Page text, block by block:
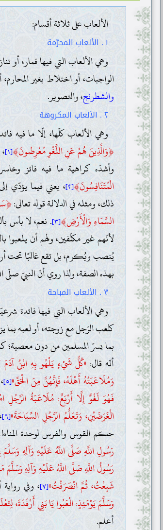
الألعاب على ثلاثة أقسام:
١ . الألعاب المحرّمة
وهي الألعاب التي فيها قمار، أو
الواجبات، أو اختلاط بغير
والشطرنج، والتصوير.
٢ . الألعاب المكروهة
وهي الألعاب كلّها، إلّا ما فيه
﴿وَالَّذِينَ هُمْ عَنِ اللَّغْوِ مُعْرِضُونَ﴾[١]
وأشدّه كراهية ما فيه فائز
الْمُتَنَافِسُونَ﴾[٢] ، يعني فيما يؤدّي
ذلك، ومثله في الدلالة قوله تعالى:﴿
السَّمَاءِ وَالْأَرْضِ﴾[٣] . نعم، لا بأس
لأنّهم غير مكلّفين، ولهم أن يلعبوا
يُنصب ويُكرم، بل تقع غالبًا تحت
بهذه الصفة، ولذا روي أنّ النبيّ
٣ . الألعاب المباحة
وهي الألعاب التي فيها فائدة
كلعب الرّجل مع زوجته، أو لعبه بما
بما يسرّ المسلمين من دون معصية؛
أنّه قال:«كُلُّ شَيْءٍ يَلْهُو بِهِ ابْنُ آدَمَ
وَمُلَاعَبَتُهُ أَهْلَهُ، فَإِنَّهُنَّ مِنَ الْحَقِّ»[٥]
فَهُوَ لَغْوٌ إِلَّا أَرْبَعٌ: مُلَاعَبَةُ الرَّجُلِ
الْغَرَضَيْنِ، وَتَعَلُّمُ الرَّجُلِ السِّبَاحَةَ»[٦]
حكم القوس والفرس لوحدة
رَسُولِ اللَّهِ صَلَّى اللَّهُ عَلَيْهِ وَآلِهِ
رَسُولُ اللَّهِ صَلَّى اللَّهُ عَلَيْهِ وَآلِهِ
شَبِعْتُ، ثُمَّ انْصَرَفْتُ»[٧] ، وفي
وَسَلَّمَ يَوْمَئِذٍ: الْعَبُوا يَا بَنِي أَرْفَدَةَ،
أعلم.